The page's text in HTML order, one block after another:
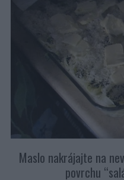
Maslo nakrájajte na
povrchu